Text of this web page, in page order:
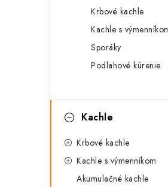
Krbové kachle
Kachle s
Sporáky
Podlahové kúrenie
Kachle
Krbové kachle
Kachle s výmenníkom
Akumulačné kachle